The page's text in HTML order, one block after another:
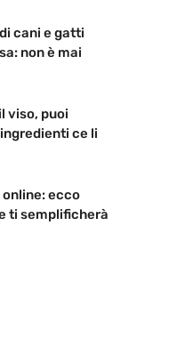
cani e gatti
non è mai
viso, puoi
ce li
ecco
ti semplificherà